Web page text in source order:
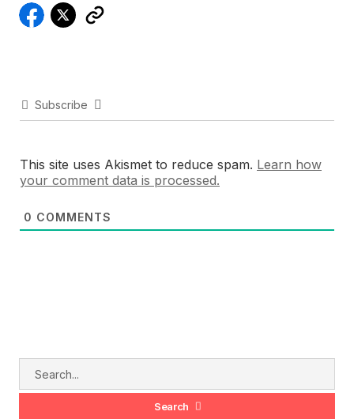
Subscribe
This site uses Akismet to reduce spam. Learn how
your comment data is processed.
0 COMMENTS
Search